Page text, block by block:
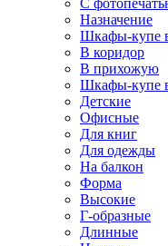
С
Назначение
Шкафы-купе
В коридор
В прихожую
Шкафы-купе
Детские
Офисные
Для книг
Для одежды
На балкон
Форма
Высокие
Г-образные
Длинные